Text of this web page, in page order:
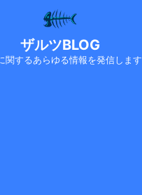
ザルツBLOG
関するあらゆる情報を発信します